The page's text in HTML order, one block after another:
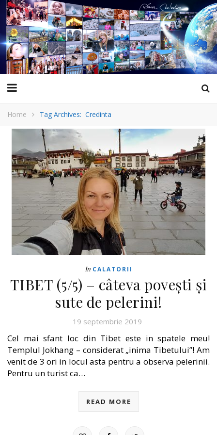
Home Tag Archives: Credinta
In CALATORII
TIBET (5/5) – câteva povești și
sute de pelerini!
19 septembrie 2019
Cel mai sfant loc din Tibet este in spatele meu!
Templul Jokhang – considerat „inima Tibetului”! Am
venit de 3 ori in locul asta pentru a observa pelerinii.
Pentru un turist ca…
READ MORE